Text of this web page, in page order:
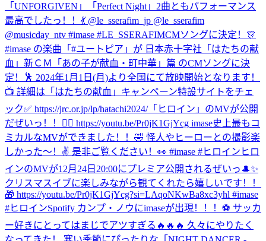
「UNFORGIVEN」「Perfect Night」2曲ともパフォーマンス
最高でしたっ！！💃 @le_sserafim_jp @le_sserafim
@musicday_ntv #imase #LE_SSERAFIMCMソングに決定！🎊
#imase の楽曲「#ユートピア」が 日本赤十字社「はたちの献
血」新ＣＭ「あの子が献血・町中華」篇 のCMソングに決
定！🕺 2024年1月1日(月)より全国にて放映開始となります！
📺 詳細は「はたちの献血」キャンペーン特設サイトをチェ
ック✅ https://jrc.or.jp/lp/hatachi2024/「ヒロイン」のMVが公開
だぜいっ！！🦸‍♀️ https://youtu.be/Pr0jK1GjYcg imase史上最もコ
ミカルなMVができました！！🤣 怪人やヒーローとの撮影楽
しかった〜！✌️ 是非ご覧ください！👀 #imase #ヒロイン ヒロ
インのMVが12月24日20:00にプレミア公開されるぜいっ🎩✨
クリスマスイブに楽しみながら観てくれたら嬉しいです！！
🎁 https://youtu.be/Pr0jK1GjYcg?si=LAqoNKwBa8xc3yhl #imase
#ヒロインSpotify カンプ・ノウにimaseが出現！！！⚽️ サッカ
ー好きにとってはまじでアツすぎる🔥🔥🔥 久々にやりたく